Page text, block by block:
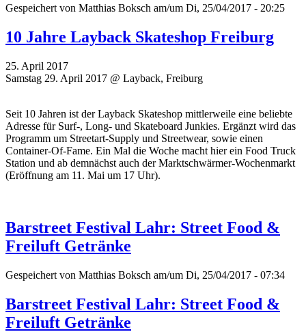
Gespeichert von Matthias Boksch am/um Di, 25/04/2017 - 20:25
10 Jahre Layback Skateshop Freiburg
25. April 2017
Samstag 29. April 2017 @ Layback, Freiburg
Seit 10 Jahren ist der Layback Skateshop mittlerweile eine beliebte
Adresse für Surf-, Long- und Skateboard Junkies. Ergänzt wird das
Programm um Streetart-Supply und Streetwear, sowie einen
Container-Of-Fame. Ein Mal die Woche macht hier ein Food Truck
Station und ab demnächst auch der Marktschwärmer-Wochenmarkt
(Eröffnung am 11. Mai um 17 Uhr).
Barstreet Festival Lahr: Street Food &
Freiluft Getränke
Gespeichert von Matthias Boksch am/um Di, 25/04/2017 - 07:34
Barstreet Festival Lahr: Street Food &
Freiluft Getränke